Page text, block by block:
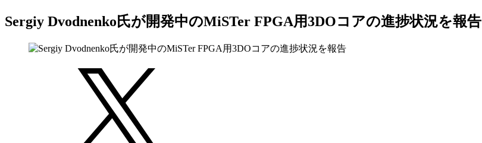
Sergiy Dvodnenko氏が開発中のMiSTer FPGA用3DOコアの進捗状況を報告